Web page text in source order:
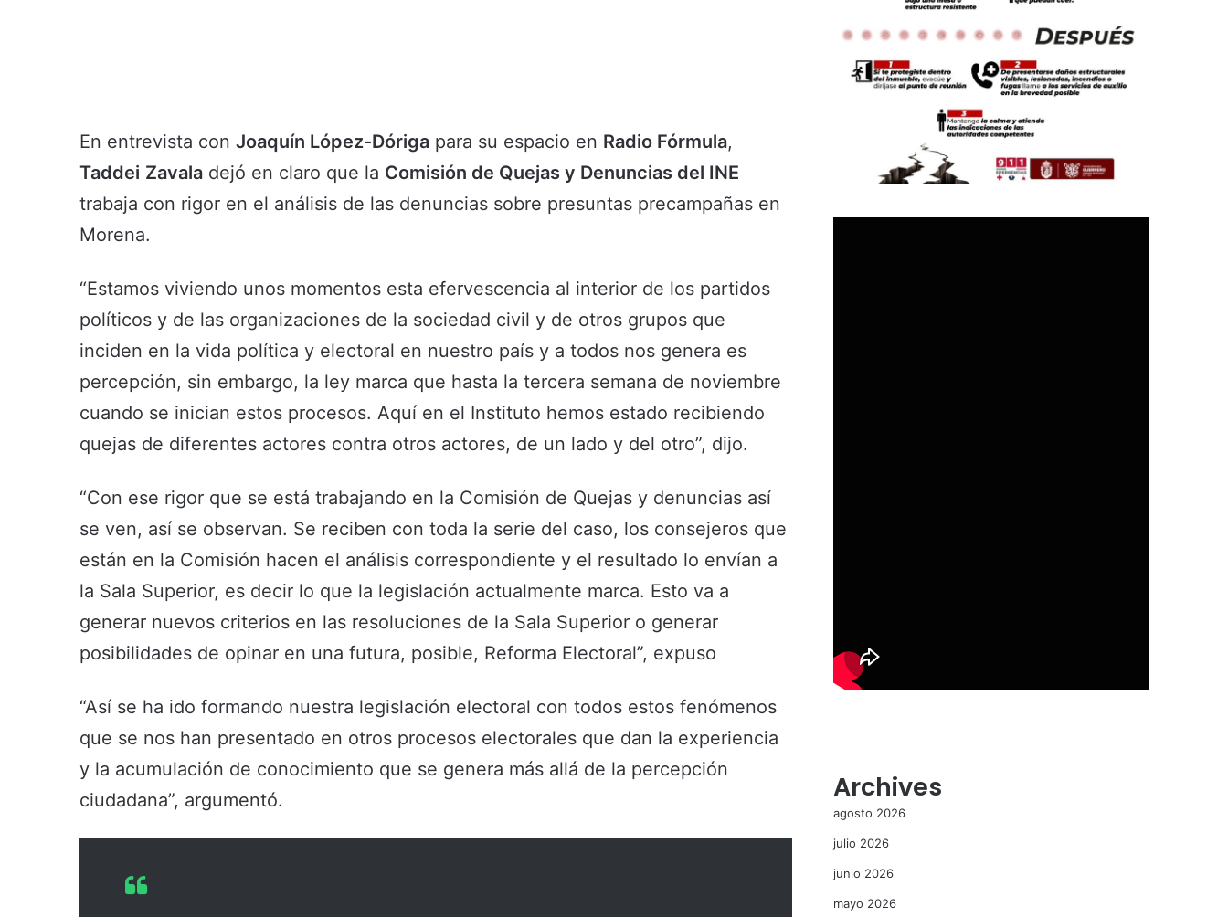
En entrevista con Joaquín López-Dóriga para su espacio en Radio Fórmula,
Taddei Zavala dejó en claro que la Comisión de Quejas y Denuncias del INE
trabaja con rigor en el análisis de las denuncias sobre presuntas precampañas en
Morena.
“Estamos viviendo unos momentos esta efervescencia al interior de los partidos
políticos y de las organizaciones de la sociedad civil y de otros grupos que
inciden en la vida política y electoral en nuestro país y a todos nos genera es
percepción, sin embargo, la ley marca que hasta la tercera semana de noviembre
cuando se inician estos procesos. Aquí en el Instituto hemos estado recibiendo
quejas de diferentes actores contra otros actores, de un lado y del otro”, dijo.
“Con ese rigor que se está trabajando en la Comisión de Quejas y denuncias así
se ven, así se observan. Se reciben con toda la serie del caso, los consejeros que
están en la Comisión hacen el análisis correspondiente y el resultado lo envían a
la Sala Superior, es decir lo que la legislación actualmente marca. Esto va a
generar nuevos criterios en las resoluciones de la Sala Superior o generar
posibilidades de opinar en una futura, posible, Reforma Electoral”, expuso
“Así se ha ido formando nuestra legislación electoral con todos estos fenómenos
que se nos han presentado en otros procesos electorales que dan la experiencia
y la acumulación de conocimiento que se genera más allá de la percepción
ciudadana”, argumentó.
Archives
agosto 2026
julio 2026
junio 2026
mayo 2026